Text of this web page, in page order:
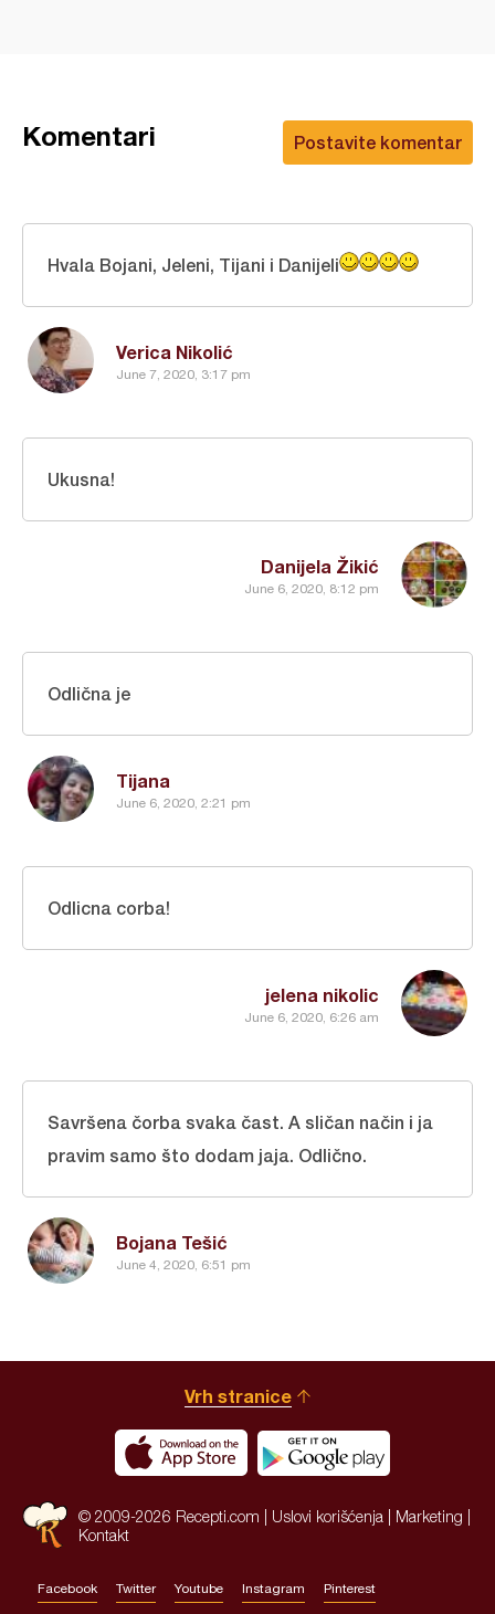
Postavite komentar
Komentari
Verica Nikolić
June 7, 2020, 3:17 pm
Hvala Bojani, Jeleni, Tijani i Danijeli
Danijela Žikić
June 6, 2020, 8:12 pm
Ukusna!
Tijana
June 6, 2020, 2:21 pm
Odlična je
jelena nikolic
June 6, 2020, 6:26 am
Odlicna corba!
Bojana Tešić
June 4, 2020, 6:51 pm
Savršena čorba svaka čast. A sličan način i ja
pravim samo što dodam jaja. Odlično.
Vrh stranice
© 2009-2026 Recepti.com | Uslovi korišćenja Marketing
Kontakt
Facebook Twitter Youtube Instagram Pinterest